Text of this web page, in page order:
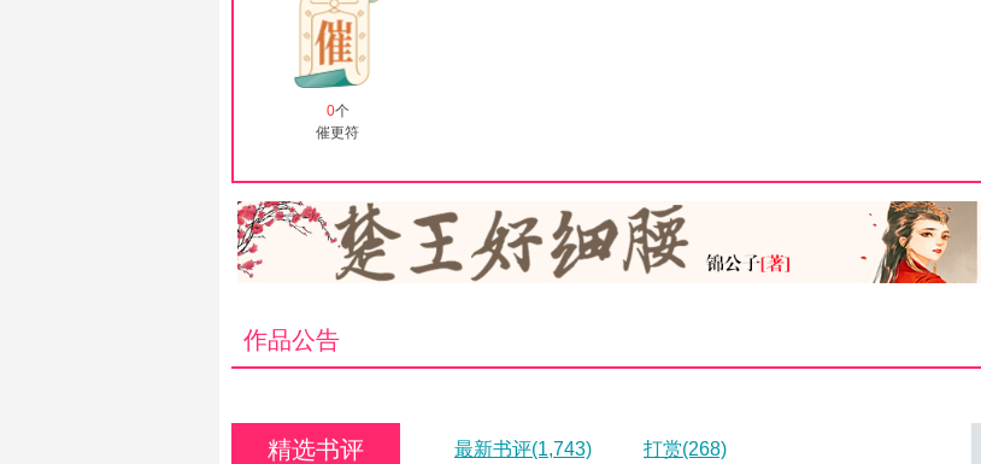
0个
催更符
作品公告
精选书评 最新书评(1,743) 打赏(268)